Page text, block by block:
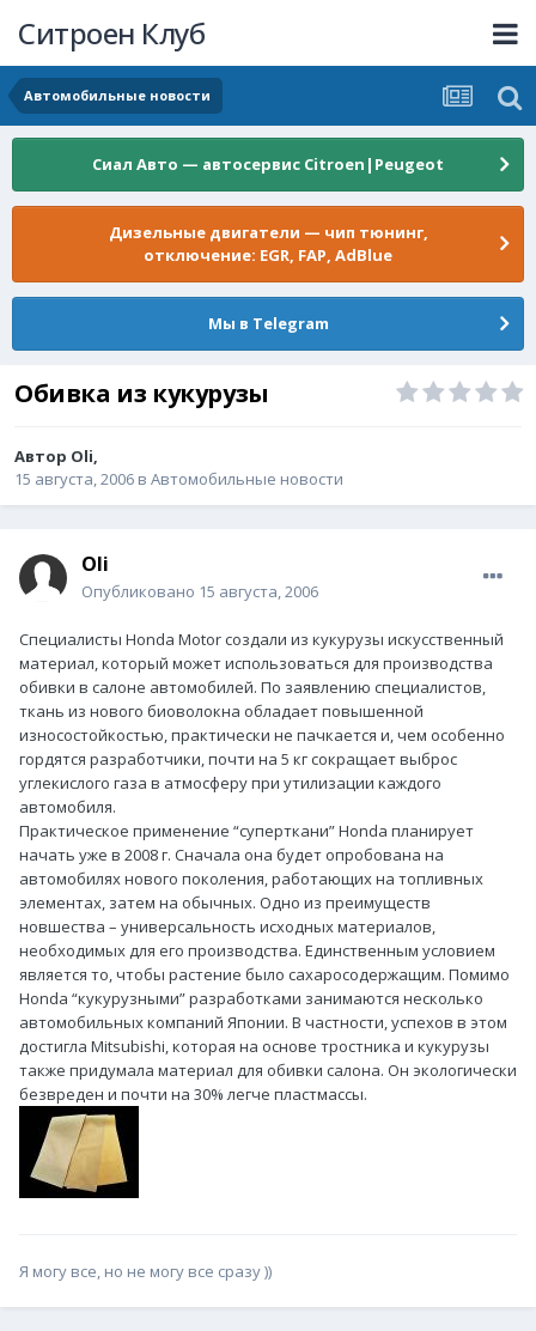
Ситроен Клуб
Автомобильные новости
Сиал Авто — автосервис Citroen|Peugeot
Дизельные двигатели — чип тюнинг,
отключение: EGR, FAP, AdBlue
Мы в Telegram
Обивка из кукурузы
Автор Oli,
15 августа, 2006 в Автомобильные новости
Oli
Опубликовано 15 августа, 2006
Специалисты Honda Motor создали из кукурузы искусственный
материал, который может использоваться для производства
обивки в салоне автомобилей. По заявлению специалистов,
ткань из нового биоволокна обладает повышенной
износостойкостью, практически не пачкается и, чем особенно
гордятся разработчики, почти на 5 кг сокращает выброс
углекислого газа в атмосферу при утилизации каждого
автомобиля.
Практическое применение “суперткани” Honda планирует
начать уже в 2008 г. Сначала она будет опробована на
автомобилях нового поколения, работающих на топливных
элементах, затем на обычных. Одно из преимуществ
новшества – универсальность исходных материалов,
необходимых для его производства. Единственным условием
является то, чтобы растение было сахаросодержащим. Помимо
Honda “кукурузными” разработками занимаются несколько
автомобильных компаний Японии. В частности, успехов в этом
достигла Mitsubishi, которая на основе тростника и кукурузы
также придумала материал для обивки салона. Он экологически
безвреден и почти на 30% легче пластмассы.
Я могу все, но не могу все сразу ))